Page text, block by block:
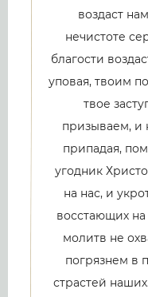
воздаст
нечистоте
благости
уповая, твоим
твое
призываем, и
припадая,
угодник
на нас, и
восстающих на
молитв не
погрязнем в
страстей